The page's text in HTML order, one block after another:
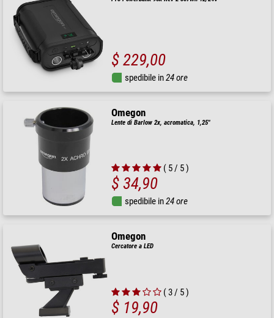
$ 229,00
spedibile in24 ore
Omegon
Lente di Barlow 2x, acromatica, 1,25"
( 5 / 5 )
$ 34,90
spedibile in24 ore
Omegon
Cercatore a LED
( 3 / 5 )
$ 19,90